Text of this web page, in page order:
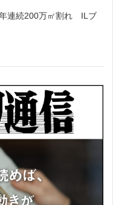
連続200万㎡割れ ILブ